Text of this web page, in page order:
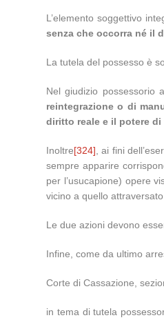
L’elemento soggettivo
senza che occorra né il
La tutela del possesso è
Nel giudizio possessorio
reintegrazione o di
diritto reale e il potere
Inoltre[324] , ai fini
sempre apparire
per l’usucapione) opere
vicino a quello
Le due azioni devono
Infine, come da ultimo
Corte di Cassazione,
in tema di tutela